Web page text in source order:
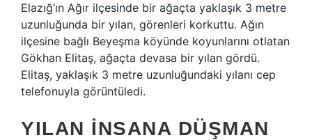
Elazığ’ın Ağır ilçesinde bir ağaçta yaklaşık 3 metre
uzunluğunda bir yılan, görenleri korkuttu. Ağın
ilçesine bağlı Beyeşma köyünde koyunlarını otlatan
Gökhan Elitaş, ağaçta devasa bir yılan gördü.
Elitaş, yaklaşık 3 metre uzunluğundaki yılanı cep
telefonuyla görüntüledi.
YILAN INSANA DÜŞMAN